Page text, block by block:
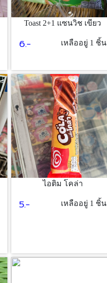
Toast 2+1 แซนวิช เขียว
6.- เหลืออยู่ 1 ชิ้น
ไอติม โคล่า
5.-
เหลืออยู่ 1 ชิ้น